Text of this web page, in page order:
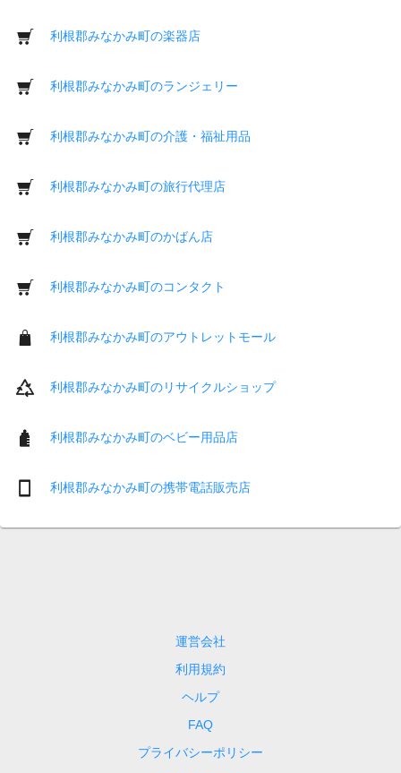
利根郡みなかみ町の楽器店
利根郡みなかみ町のランジェリー
利根郡みなかみ町の介護・福祉用品
利根郡みなかみ町の旅行代理店
利根郡みなかみ町のかばん店
利根郡みなかみ町のコンタクト
利根郡みなかみ町のアウトレットモール
利根郡みなかみ町のリサイクルショップ
利根郡みなかみ町のベビー用品店
利根郡みなかみ町の携帯電話販売店
運営会社
利用規約
ヘルプ
FAQ
プライバシーポリシー